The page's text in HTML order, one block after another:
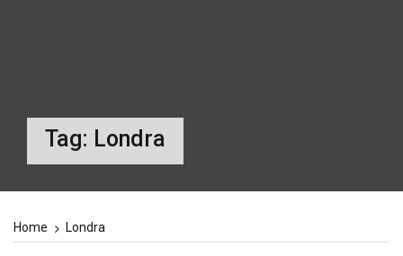
Tag: Londra
Home Londra